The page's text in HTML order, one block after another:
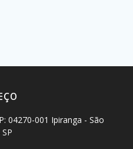
04270-001 Ipiranga - São